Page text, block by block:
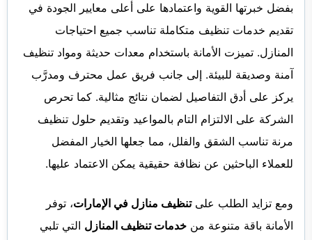
بفضل خبرتها القوية واعتمادها على أعلى معايير الجودة في
تقديم خدمات تنظيف متكاملة تناسب جميع احتياجات
المنازل. تميزت الأمانة باستخدام معدات حديثة ومواد تنظيف
آمنة وصديقة للبيئة. إلى جانب فريق عمل محترف ومدرَّب
يركز على أدق التفاصيل لضمان نتائج مثالية. كما تحرص
الشركة على الالتزام التام بالمواعيد وتقديم حلول تنظيف
مرنة تناسب الشقق والفلل، مما جعلها الخيار المفضل
للعملاء الباحثين عن نظافة حقيقية يمكن الاعتماد عليها.
ومع تزايد الطلب علىتنظيف منازل في الإمارات، توفر
الأمانة باقة متنوعة من خدمات تنظيف المنازل التي تلبي